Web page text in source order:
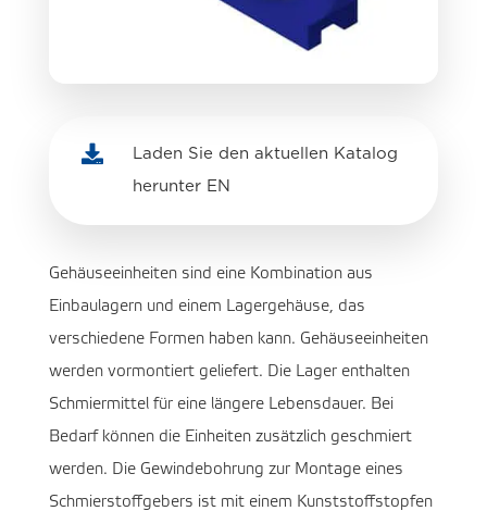

Laden Sie den aktuellen Katalog
herunter EN
Gehäuseeinheiten sind eine Kombination aus
Einbaulagern und einem Lagergehäuse, das
verschiedene Formen haben kann. Gehäuseeinheiten
werden vormontiert geliefert. Die Lager enthalten
Schmiermittel für eine längere Lebensdauer. Bei
Bedarf können die Einheiten zusätzlich geschmiert
werden. Die Gewindebohrung zur Montage eines
Schmierstoffgebers ist mit einem Kunststoffstopfen